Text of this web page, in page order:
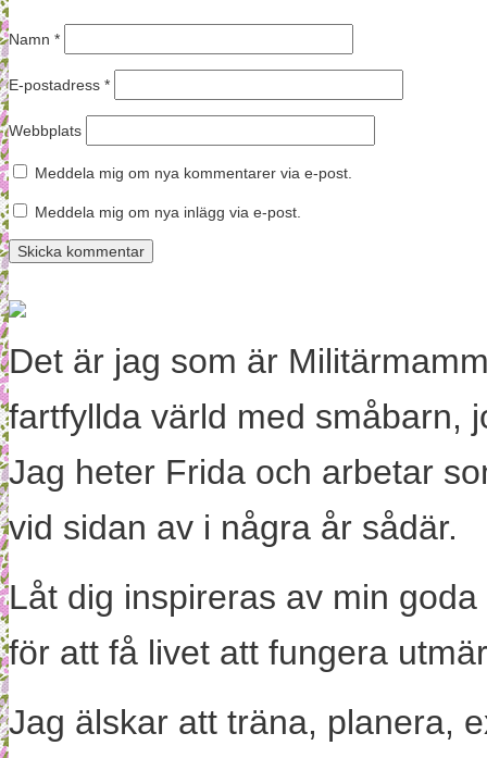
Namn *
E-postadress *
Webbplats
Meddela mig om nya kommentarer via e-post.
Meddela mig om nya inlägg via e-post.
Det är jag som är
fartfyllda värld med småbarn,
Jag heter Frida och arbetar
vid sidan av i några år sådär.
Låt dig inspireras av min
för att få livet att fungera
Jag älskar att träna, planera,